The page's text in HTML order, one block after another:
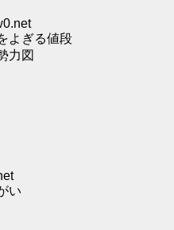
よぎる値段
力図
い